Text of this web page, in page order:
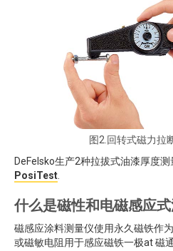
图2.回转式磁力拉
DeFelsko生产2种拉拔式油漆厚度测
PosiTest
什么是磁性和电磁感应
磁感应涂料测量仪使用永久磁铁作
或磁敏电阻用于感应磁铁一极at 磁